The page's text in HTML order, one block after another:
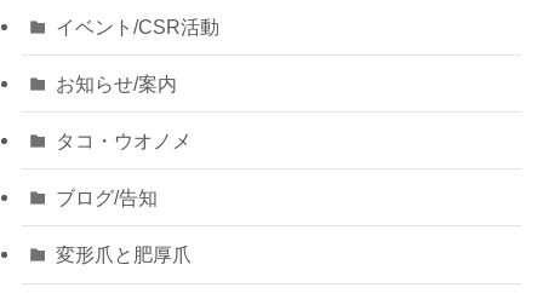
イベント/CSR活動
お知らせ/案内
タコ・ウオノメ
ブログ/告知
変形爪と肥厚爪